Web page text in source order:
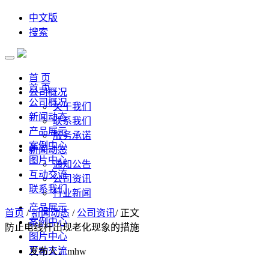
中文版
搜索
首 页
公司概况
关于我们
联系我们
服务承诺
新闻动态
通知公告
公司资讯
行业新闻
产品展示
案例中心
图片中心
互动交流
首 页
公司概况
新闻动态
产品展示
案例中心
图片中心
互动交流
联系我们
首页 /新闻动态 / 公司资讯/ 正文
防止电线杆出现老化现象的措施
发布人：mhw